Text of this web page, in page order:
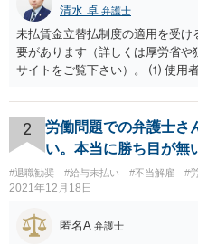
清水 卓 弁護士
未払賃金立替払制度の適用を受
要があります（詳しくは厚労省
サイトをご覧下さい）。 ⑴ 使用
産管財人等に倒産の事実等を証明
（中小企業について、事業活動
金支払能力がない場合） → 労働
者が、倒産について裁判所への
労働基準監督署への認定申請（事
６か月前の日から２年の間に退
合、そもそも、労働基準監督署長
応の時間を要します。また、事業
2
労働問題での弁護士さ
い。本当に勝ち目が無
#退職勧奨 #給与未払い #不当解雇 #
2021年12月18日
匿名A 弁護士